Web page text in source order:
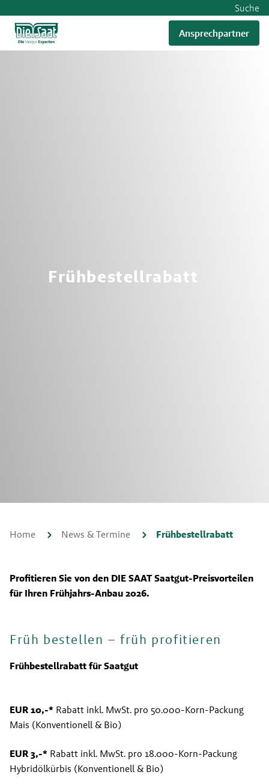
Suche
Ansprechpartner
Frühbestellrabatt
Home News & Termine Frühbestellrabatt
Profitieren Sie von den DIE SAAT Saatgut-Preisvorteilen
für Ihren Frühjahrs-Anbau 2026.
Früh bestellen – früh profitieren
Frühbestellrabatt für Saatgut
EUR 10,-* Rabatt inkl. MwSt. pro 50.000-Korn-Packung
Mais (Konventionell & Bio)
EUR 3,-* Rabatt inkl. MwSt. pro 18.000-Korn-Packung
Hybridölkürbis (Konventionell & Bio)